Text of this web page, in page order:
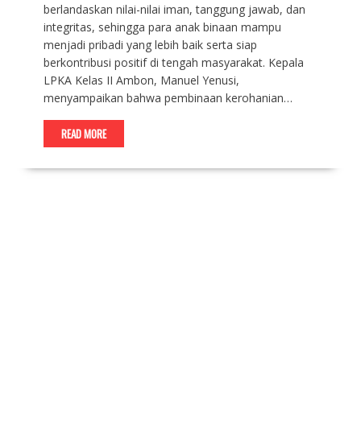
berlandaskan nilai-nilai iman, tanggung jawab, dan
integritas, sehingga para anak binaan mampu
menjadi pribadi yang lebih baik serta siap
berkontribusi positif di tengah masyarakat. Kepala
LPKA Kelas II Ambon, Manuel Yenusi,
menyampaikan bahwa pembinaan kerohanian…
READ MORE